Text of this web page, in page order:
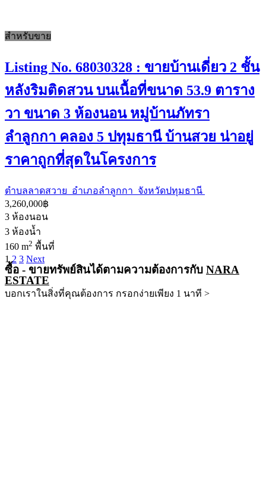
สำหรับขาย
Listing No. 68030328 : ขายบ้านเดี่ยว 2 ชั้น
หลังริมติดสวน บนเนื้อที่ขนาด 53.9 ตาราง
วา ขนาด 3 ห้องนอน หมู่บ้านภัทรา
ลำลูกกา คลอง 5 ปทุมธานี บ้านสวย น่าอยู่
ราคาถูกที่สุดในโครงการ
ตำบลลาดสวาย อำเภอลำลูกกา จังหวัดปทุมธานี
3,260,000฿
3 ห้องนอน
3 ห้องน้ำ
160 m2 พื้นที่
1 2 3 Next
ซื้อ - ขายทรัพย์สินได้ตามความต้องการกับ NARA
ESTATE
บอกเราในสิ่งที่คุณต้องการ กรอกง่ายเพียง 1 นาที >